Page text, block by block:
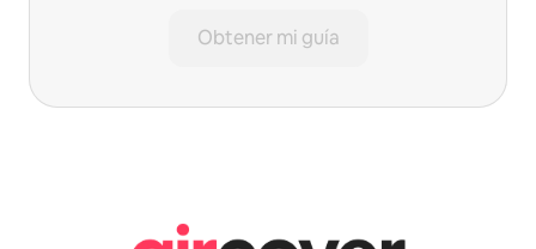
Obtener mi guía